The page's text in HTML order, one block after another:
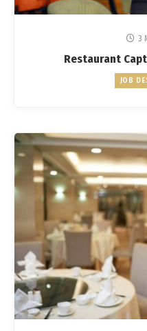
3
Restaurant
JOB